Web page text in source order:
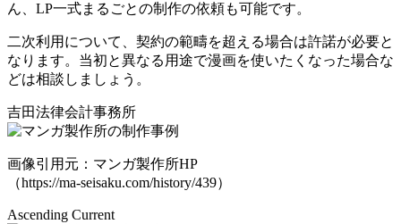
ん、LP一式まるごとの制作の依頼も可能です。
二次利用について、契約の範疇を超える場合は許諾が必要と
なります。当初と異なる用途で漫画を使いたくなった場合な
どは相談しましょう。
吉田法律会計事務所
画像引用元：マンガ製作所HP
（https://ma-seisaku.com/history/439）
Ascending Current